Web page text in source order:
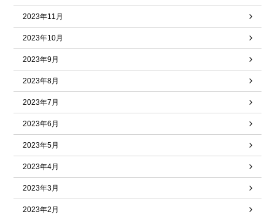
2023年11月
2023年10月
2023年9月
2023年8月
2023年7月
2023年6月
2023年5月
2023年4月
2023年3月
2023年2月